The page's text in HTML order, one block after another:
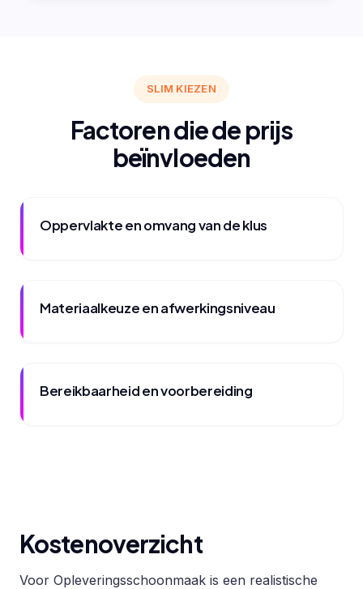
SLIM KIEZEN
Factoren die de prijs
beïnvloeden
Oppervlakte en omvang van de klus
Materiaalkeuze en afwerkingsniveau
Bereikbaarheid en voorbereiding
Kostenoverzicht
Voor Opleveringsschoonmaak is een realistische